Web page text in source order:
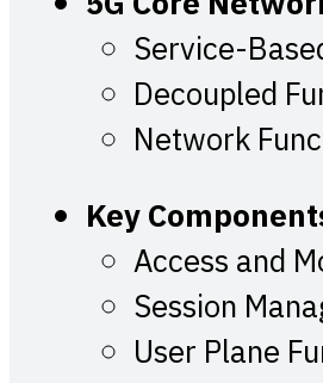
Service-
Decoupled
Network
Key
Access and
Session
User Plane